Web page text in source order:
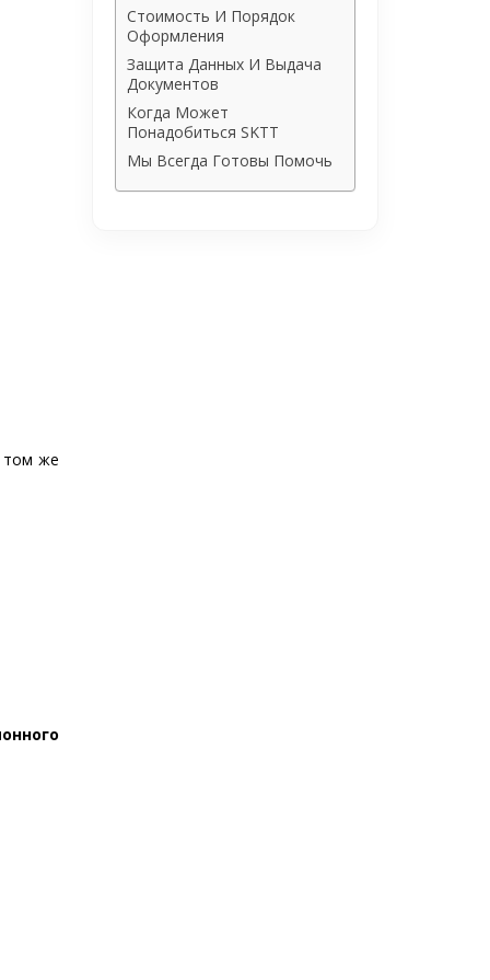
том же
Стоимость И Порядок
Оформления
Защита Данных И Выдача
Документов
Когда Может
Понадобиться SKTT
Мы Всегда Готовы Помочь